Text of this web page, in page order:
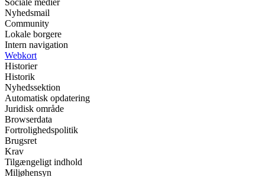
Sociale medier
Nyhedsmail
Community
Lokale borgere
Intern navigation
Webkort
Historier
Historik
Nyhedssektion
Automatisk opdatering
Juridisk område
Browserdata
Fortrolighedspolitik
Brugsret
Krav
Tilgængeligt indhold
Miljøhensyn